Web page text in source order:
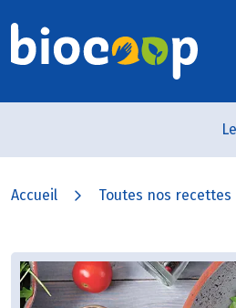
Accueil Toutes nos recettes